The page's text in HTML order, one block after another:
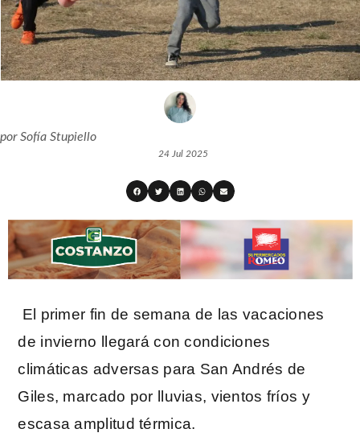
porSofía Stupiello
24 Jul 2025
El primer fin de semana de las vacaciones
de invierno llegará con condiciones
climáticas adversas para San Andrés de
Giles, marcado por lluvias, vientos fríos y
escasa amplitud térmica.